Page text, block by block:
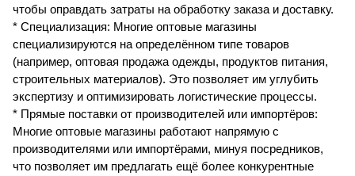
чтобы оправдать затраты на обработку заказа и доставку.
* Специализация: Многие оптовые магазины
специализируются на определённом типе товаров
(например, оптовая продажа одежды, продуктов питания,
строительных материалов). Это позволяет им углубить
экспертизу и оптимизировать логистические процессы.
* Прямые поставки от производителей или импортёров:
Многие оптовые магазины работают напрямую с
производителями или импортёрами, минуя посредников,
что позволяет им предлагать ещё более конкурентные